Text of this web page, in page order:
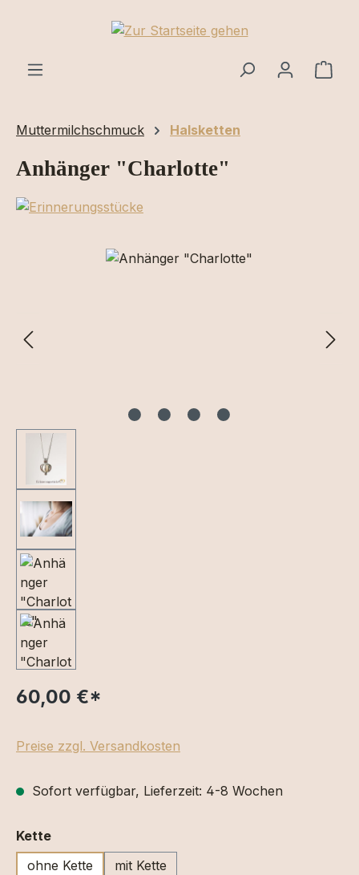
Zum Hauptinhalt springen
Muttermilchschmuck Halsketten
Anhänger "Charlotte"
Bildergalerie überspringen
60,00 €*
Preise zzgl. Versandkosten
Sofort verfügbar, Lieferzeit: 4-8 Wochen
Ketteauswählen
ohne Kette
mit Kette